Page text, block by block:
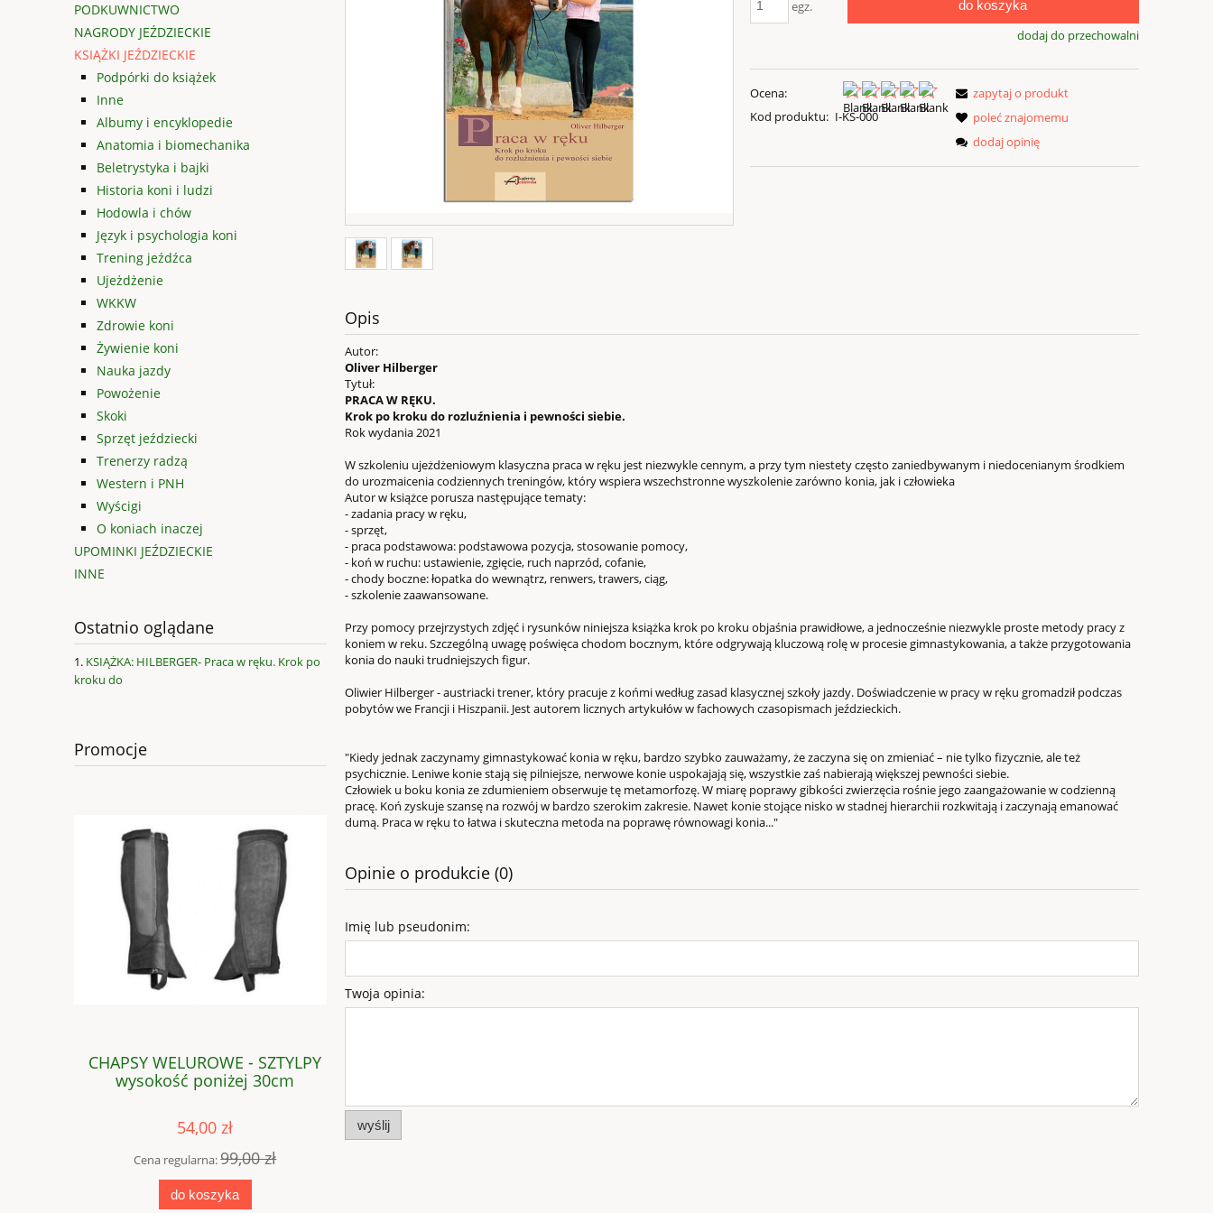
PODKUWNICTWO
NAGRODY JEŹDZIECKIE
KSIĄŻKI JEŹDZIECKIE
Podpórki do książek
Inne
Albumy i encyklopedie
Anatomia i biomechanika
Beletrystyka i bajki
Historia koni i ludzi
Hodowla i chów
Język i psychologia koni
Trening jeźdźca
Ujeżdżenie
WKKW
Zdrowie koni
Żywienie koni
Nauka jazdy
Powożenie
Skoki
Sprzęt jeździecki
Trenerzy radzą
Western i PNH
Wyścigi
O koniach inaczej
UPOMINKI JEŹDZIECKIE
INNE
Ostatnio oglądane
KSIĄŻKA: HILBERGER- Praca w ręku. Krok po
kroku do
Promocje
CHAPSY WELUROWE - SZTYLPY
wysokość poniżej 30cm
54,00 zł
Cena regularna:99,00 zł
do koszyka
egz. do koszyka
dodaj do przechowalni
Ocena:
Kod produktu: I-KS-000
zapytaj o produkt
poleć znajomemu
dodaj opinię
Opis
Autor:
Oliver Hilberger
Tytuł:
PRACA W RĘKU.
Krok po kroku do rozluźnienia i pewności siebie.
Rok wydania 2021
W szkoleniu ujeżdżeniowym klasyczna praca w ręku jest niezwykle cennym, a przy tym niestety często zaniedbywanym i niedocenianym środkiem
do urozmaicenia codziennych treningów, który wspiera wszechstronne wyszkolenie zarówno konia, jak i człowieka
Autor w książce porusza następujące tematy:
- zadania pracy w ręku,
- sprzęt,
- praca podstawowa: podstawowa pozycja, stosowanie pomocy,
- koń w ruchu: ustawienie, zgięcie, ruch naprzód, cofanie,
- chody boczne: łopatka do wewnątrz, renwers, trawers, ciąg,
- szkolenie zaawansowane.
Przy pomocy przejrzystych zdjęć i rysunków niniejsza książka krok po kroku objaśnia prawidłowe, a jednocześnie niezwykle proste metody pracy z
koniem w reku. Szczególną uwagę poświęca chodom bocznym, które odgrywają kluczową rolę w procesie gimnastykowania, a także przygotowania
konia do nauki trudniejszych figur.
Oliwier Hilberger - austriacki trener, który pracuje z końmi według zasad klasycznej szkoły jazdy. Doświadczenie w pracy w ręku gromadził podczas
pobytów we Francji i Hiszpanii. Jest autorem licznych artykułów w fachowych czasopismach jeździeckich.
"Kiedy jednak zaczynamy gimnastykować konia w ręku, bardzo szybko zauważamy, że zaczyna się on zmieniać – nie tylko fizycznie, ale też
psychicznie. Leniwe konie stają się pilniejsze, nerwowe konie uspokajają się, wszystkie zaś nabierają większej pewności siebie.
Człowiek u boku konia ze zdumieniem obserwuje tę metamorfozę. W miarę poprawy gibkości zwierzęcia rośnie jego zaangażowanie w codzienną
pracę. Koń zyskuje szansę na rozwój w bardzo szerokim zakresie. Nawet konie stojące nisko w stadnej hierarchii rozkwitają i zaczynają emanować
dumą. Praca w ręku to łatwa i skuteczna metoda na poprawę równowagi konia..."
Opinie o produkcie (0)
Imię lub pseudonim:
Twoja opinia:
wyślij